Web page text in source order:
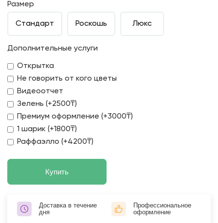
Размер
Стандарт Роскошь Люкс
Дополнительные услуги
Открытка
Не говорить от кого цветы
Видеоотчет
Зелень (+2500₸)
Премиум оформление (+3000₸)
1 шарик (+1800₸)
Раффаэлло (+4200₸)
Купить
Доставка в течение
дня
Профессиональное
оформление